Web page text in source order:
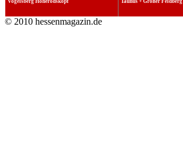
Vogelsberg Hoherodskopf Taunus + Großer Feldberg
© 2010 hessenmagazin.de